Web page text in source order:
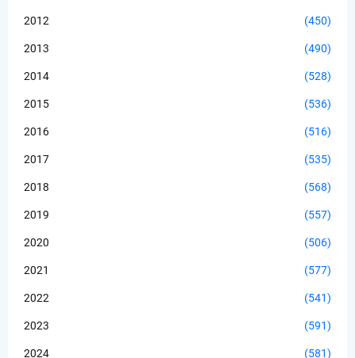
2012 (450)
2013 (490)
2014 (528)
2015 (536)
2016 (516)
2017 (535)
2018 (568)
2019 (557)
2020 (506)
2021 (577)
2022 (541)
2023 (591)
2024 (581)